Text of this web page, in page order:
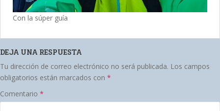
Con la súper guía
DEJA UNA RESPUESTA
Tu dirección de correo electrónico no será publicada. Los campos
obligatorios están marcados con *
Comentario *